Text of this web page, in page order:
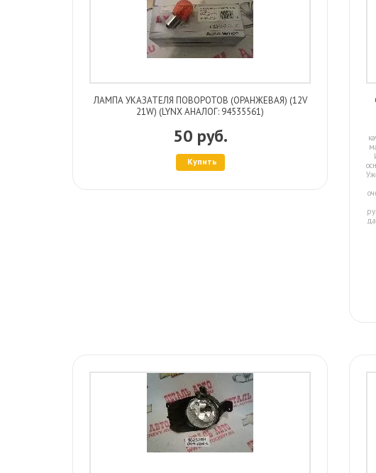
ЛАМПА УКАЗАТЕЛЯ ПОВОРОТОВ (ОРАНЖЕВАЯ) (12V
21W) (LYNX АНАЛОГ: 94535561)
50 руб.
Купить